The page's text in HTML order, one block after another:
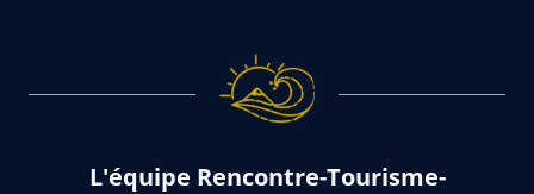
L'équipe Rencontre-Tourisme-